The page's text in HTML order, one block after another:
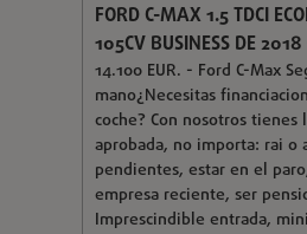
FORD C-MAX 1.5 TDCI
105CV BUSINESS DE
14.100 EUR. - Ford C-Max
mano¿Necesitas
coche? Con nosotros tienes
aprobada, no importa: rai o
pendientes, estar en el
empresa reciente, ser
Imprescindible entrada,